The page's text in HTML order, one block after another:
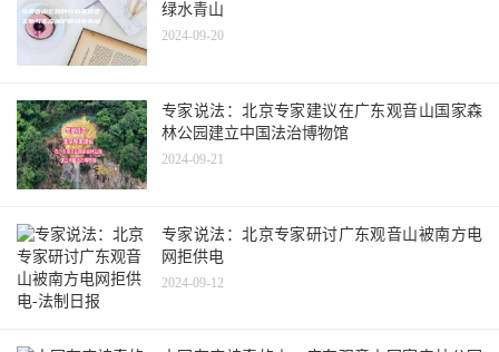
绿水青山
2024-09-20
专家说法：北京专家建议在广东观音山国家森
林公园建立中国法治博物馆
2024-09-21
专家说法：北京专家研讨广东观音山被南方电
网拒供电
2024-09-12